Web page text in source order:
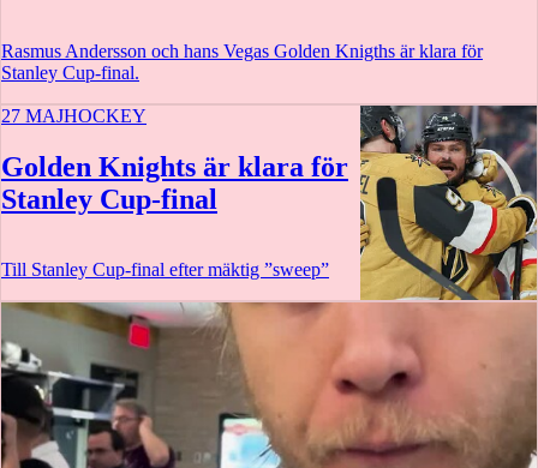
Rasmus Andersson och hans Vegas Golden Knigths är klara för
Stanley Cup-final.
27 MAJHOCKEY
Golden Knights är klara för
Stanley Cup-final
Till Stanley Cup-final efter mäktig ”sweep”